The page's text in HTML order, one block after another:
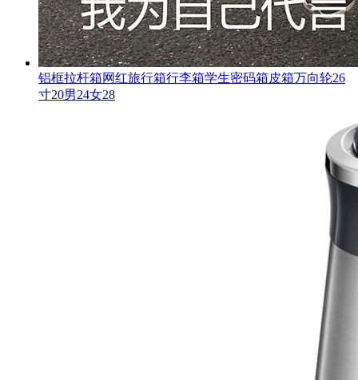
铝框拉杆箱网红旅行箱行李箱学生密码箱皮箱万向轮26
寸20男24女28